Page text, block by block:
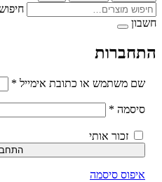
חיפוש עבור:
משתמש או כתובת אימייל*חובה
*חובה
זכור אותי
התחברות
סיסמה